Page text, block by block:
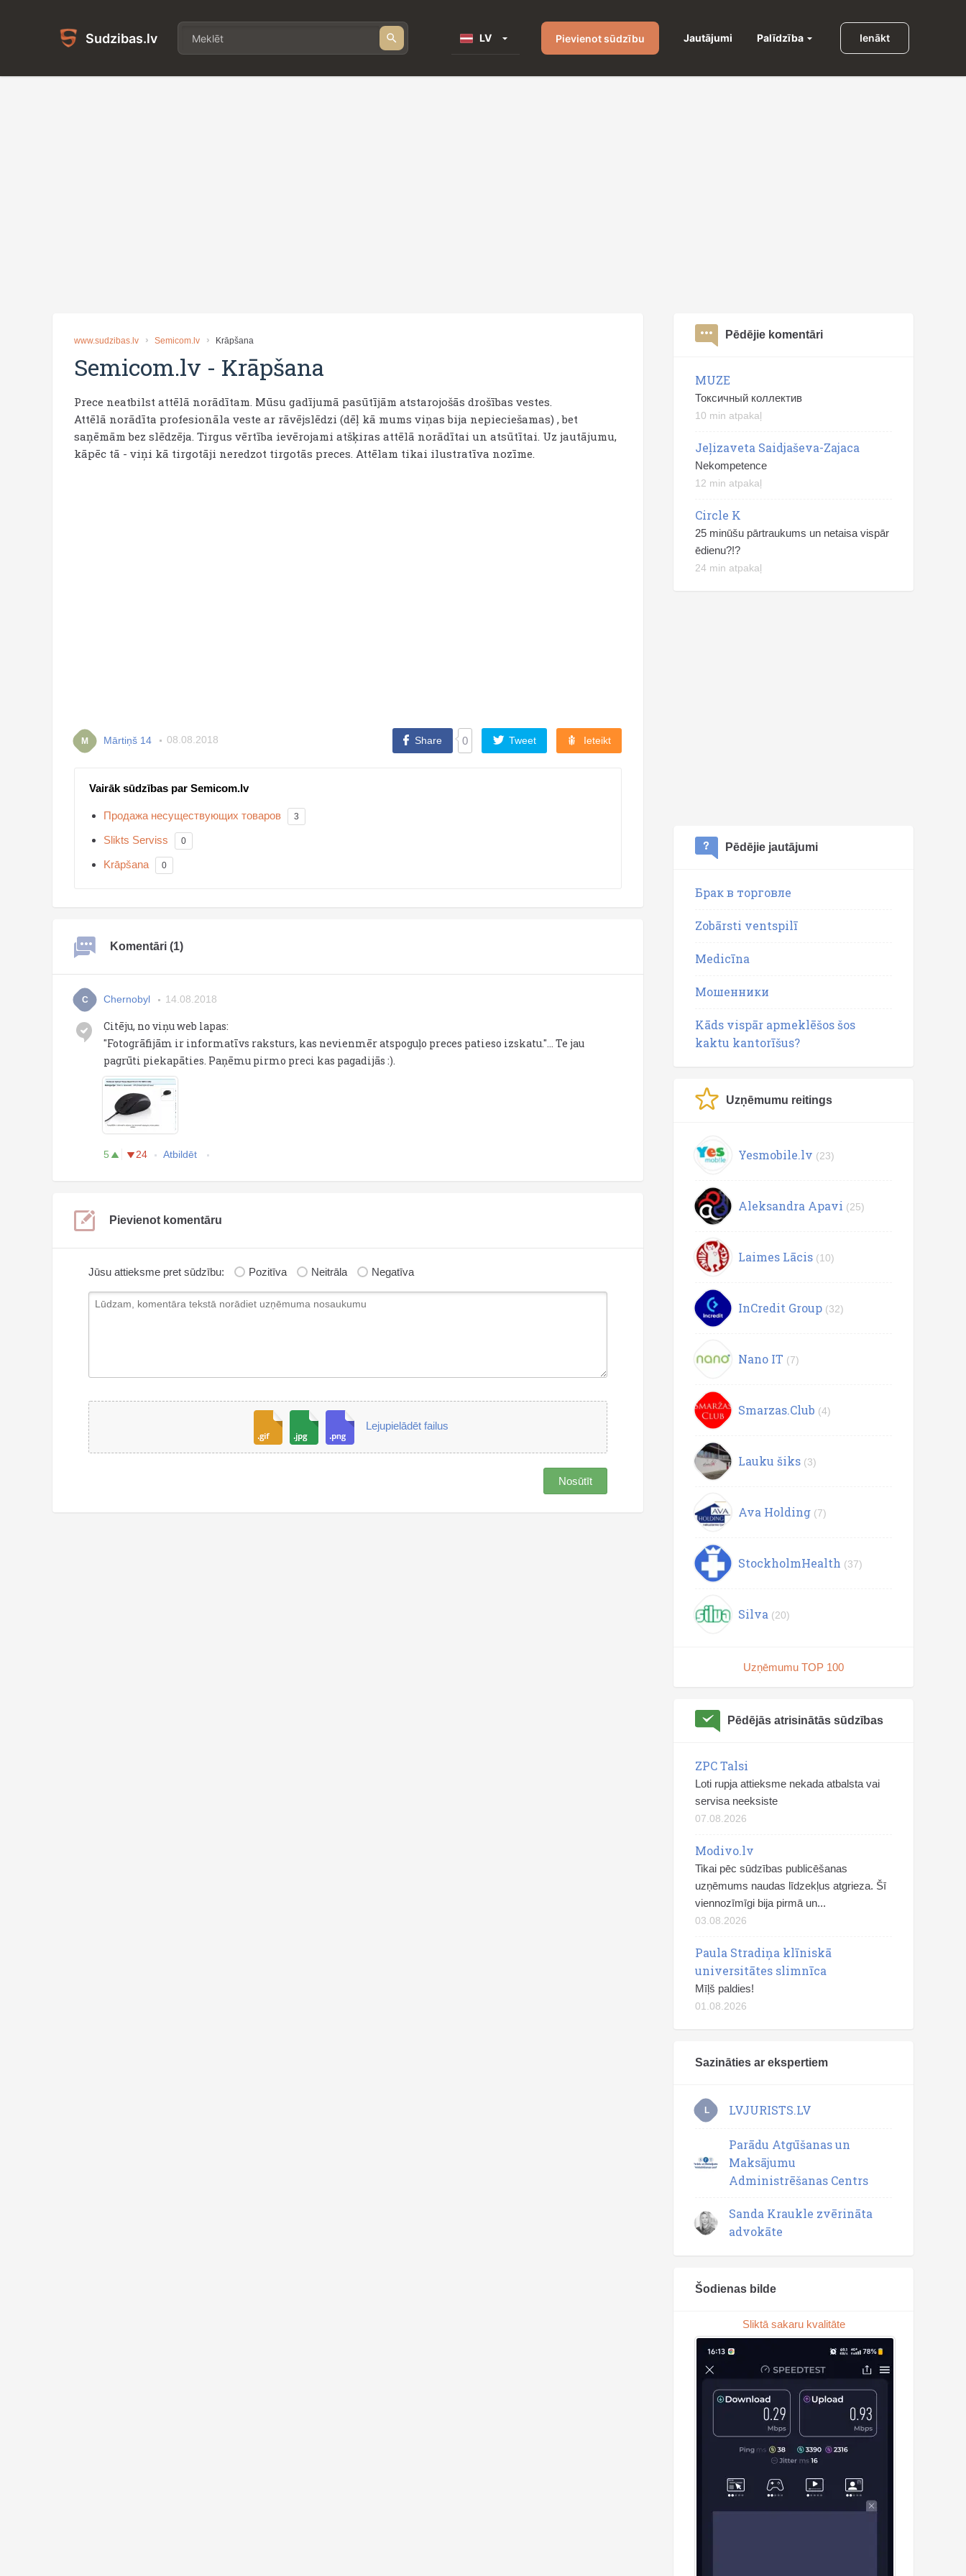
Sudzibas.lv LV Pievienot sūdzību Jautājumi Palīdzība Ienākt
www.sudzibas.lv Semicom.lv Krāpšana
Semicom.lv - Krāpšana
Prece neatbilst attēlā norādītam. Mūsu gadījumā pasūtījām atstarojošās drošības vestes.
Attēlā norādīta profesionāla veste ar rāvējslēdzi (dēļ kā mums viņas bija nepieciešamas) , bet
saņēmām bez slēdzēja. Tirgus vērtība ievērojami atšķiras attēlā norādītai un atsūtītai. Uz jautājumu,
kāpēc tā - viņi kā tirgotāji neredzot tirgotās preces. Attēlam tikai ilustratīva nozīme.
M Mārtiņš 14 08.08.2018 Share 0 Tweet Ieteikt
Vairāk sūdzības par Semicom.lv
Продажа несуществующих товаров 3
Slikts Serviss 0
Krāpšana 0
Komentāri (1)
C Chernobyl 14.08.2018
Citēju, no viņu web lapas:
"Fotogrāfijām ir informatīvs raksturs, kas nevienmēr atspoguļo preces patieso izskatu."... Te jau
pagrūti piekapāties. Paņēmu pirmo preci kas pagadijās :).
5 24 Atbildēt
Pievienot komentāru
Jūsu attieksme pret sūdzību: Pozitīva Neitrāla Negatīva
Lejupielādēt failus
Nosūtīt
Pēdējie komentāri
MUZE
Токсичный коллектив
10 min atpakaļ
Jeļizaveta Saidjaševa-Zajaca
Nekompetence
12 min atpakaļ
Circle K
25 minūšu pārtraukums un netaisa vispār
ēdienu?!?
24 min atpakaļ
Pēdējie jautājumi
Брак в торговле
Zobārsti ventspilī
Medicīna
Мошенники
Kāds vispār apmeklēšos šos
kaktu kantorīšus?
Uzņēmumu reitings
Yesmobile.lv (23)
Aleksandra Apavi (25)
Laimes Lācis (10)
InCredit Group (32)
Nano IT (7)
Smarzas.Club (4)
Lauku šiks (3)
Ava Holding (7)
StockholmHealth (37)
Silva (20)
Uzņēmumu TOP 100
Pēdējās atrisinātās sūdzības
ZPC Talsi
Loti rupja attieksme nekada atbalsta vai
servisa neeksiste
07.08.2026
Modivo.lv
Tikai pēc sūdzības publicēšanas
uzņēmums naudas līdzekļus atgrieza. Šī
viennozīmīgi bija pirmā un...
03.08.2026
Paula Stradiņa klīniskā
universitātes slimnīca
Mīļš paldies!
01.08.2026
Sazināties ar ekspertiem
L LVJURISTS.LV
Parādu Atgūšanas un
Maksājumu
Administrēšanas Centrs
Sanda Kraukle zvērināta
advokāte
Šodienas bilde
Sliktā sakaru kvalitāte